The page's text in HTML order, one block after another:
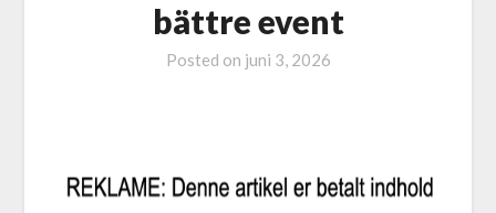
bättre event
Posted on juni 3, 2026